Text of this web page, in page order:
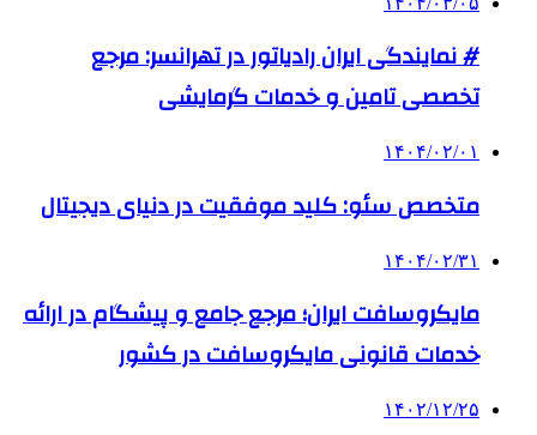
# نمایندگی ایران رادیاتور در تهرانسر: مرجع
تخصصی تامین و خدمات گرمایشی
۱۴۰۴/۰۲/۰۱
متخصص سئو: کلید موفقیت در دنیای دیجیتال
۱۴۰۴/۰۲/۳۱
مایکروسافت ایران؛ مرجع جامع و پیشگام در ارائه
خدمات قانونی مایکروسافت در کشور
۱۴۰۲/۱۲/۲۵